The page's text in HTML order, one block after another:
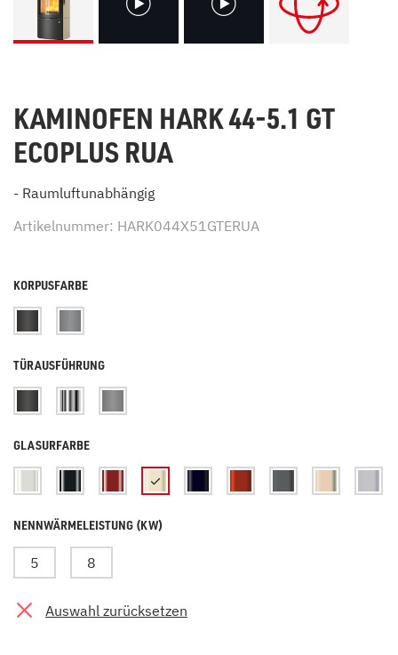
KAMINOFEN HARK 44-5.1 GT
ECOPLUS RUA
- Raumluftunabhängig
Artikelnummer: HARK044X51GTERUA
KORPUSFARBE
TÜRAUSFÜHRUNG
GLASURFARBE
NENNWÄRMELEISTUNG (KW)
5 8
Auswahl zurücksetzen